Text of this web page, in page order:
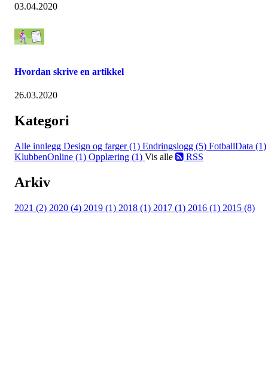
03.04.2020
Hvordan skrive en artikkel
26.03.2020
Kategori
Alle innlegg Design og farger (1) Endringslogg (5) FotballData (1)
KlubbenOnline (1) Opplæring (1) Vis alle RSS
Arkiv
2021 (2) 2020 (4) 2019 (1) 2018 (1) 2017 (1) 2016 (1) 2015 (8)